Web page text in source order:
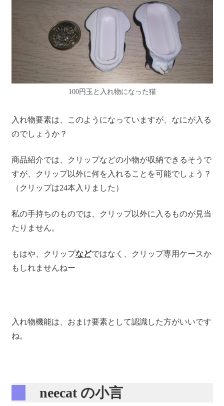
100円玉と入れ物になった猫
入れ物要素は、このようになっていますが、なにが入る
のでしょうか？
商品紹介では、クリップなどの小物が収納できるそうで
すが、クリップ以外に何を入れることを可能でしょう？
（クリップは24本入りました）
私の手持ちのものでは、クリップ以外に入るものが見当
たりません。
もはや、クリップなどではなく、クリップ専用ケースか
もしれませんねー
入れ物機能は、おまけ要素として認識した方がいいです
ね。
neecat の小言